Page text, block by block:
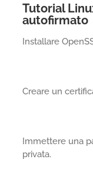
Tutorial
autofirmato
Installare
Creare un
Immettere una
privata.